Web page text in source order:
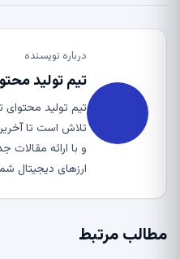
درباره نویسنده
تیم تولید
تیم تولید
تلاش است تا
و با ارائه مقالات
ارزهای دیجیتال
مطالب مرتبط